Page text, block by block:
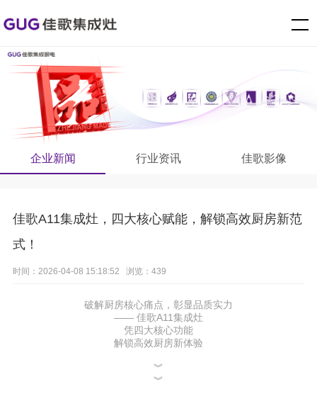
企业新闻 行业资讯 佳歌影像
佳歌A11集成灶，四大核心赋能，解锁高效厨房新范
式！
时间：2026-04-08 15:18:52 浏览：439
破解厨房核心痛点，彰显品质实力
—— 佳歌A11集成灶
凭四大核心功能
解锁高效厨房新体验
︾
︾